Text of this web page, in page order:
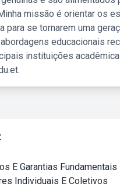
missão é orientar os
para se tornarem uma
educacionais
instituições
E Garantias
Individuais E Coletivos